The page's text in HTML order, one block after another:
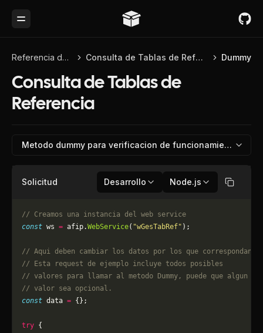
Toggle Menu
Referencia de API Consulta de Tablas de Referencia Dummy
Consulta de Tablas de
Referencia
Metodo dummy para verificacion de funcionamiento
Solicitud Desarrollo Node.js Copiar
// Creamos una instancia del web service
const ws = afip.WebService( "wGesTabRef" );
// Aqui deben cambiar los datos por los que correspondan.
// Esta request de ejemplo incluye todos posibles
// valores para llamar al metodo Dummy, puede que algun
// valor sea opcional.
const data = {};
try {